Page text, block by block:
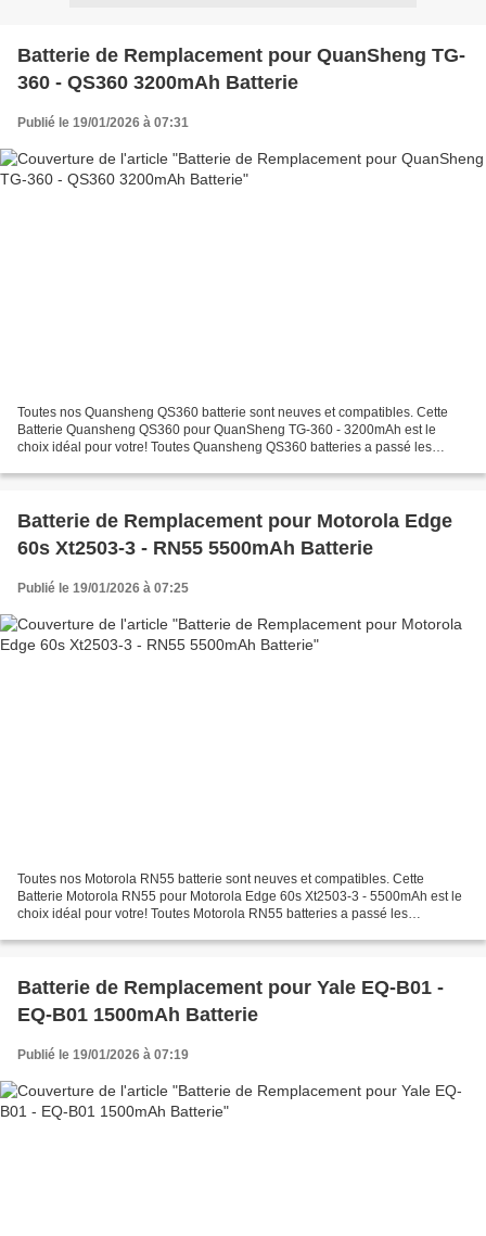
Batterie de Remplacement pour QuanSheng TG-
360 - QS360 3200mAh Batterie
Publié le 19/01/2026 à 07:31
Toutes nos Quansheng QS360 batterie sont neuves et compatibles. Cette
Batterie Quansheng QS360 pour QuanSheng TG-360 - 3200mAh est le
choix idéal pour votre! Toutes Quansheng QS360 batteries a passé les
Batterie de Remplacement pour Motorola Edge
60s Xt2503-3 - RN55 5500mAh Batterie
Publié le 19/01/2026 à 07:25
Toutes nos Motorola RN55 batterie sont neuves et compatibles. Cette
Batterie Motorola RN55 pour Motorola Edge 60s Xt2503-3 - 5500mAh est le
choix idéal pour votre! Toutes Motorola RN55 batteries a passé les
Batterie de Remplacement pour Yale EQ-B01 -
EQ-B01 1500mAh Batterie
Publié le 19/01/2026 à 07:19